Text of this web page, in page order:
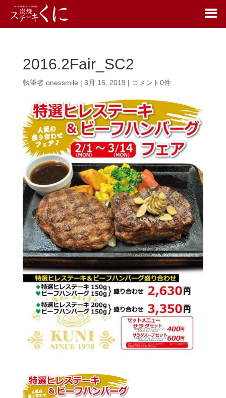
2016.2Fair_SC2
執筆者 onessmile | 3月 16, 2019 | コメント0件